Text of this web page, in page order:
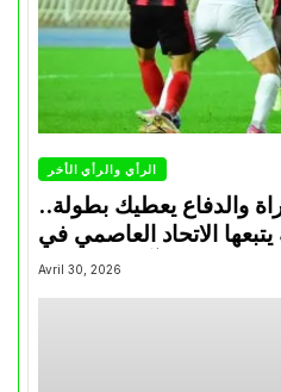
الرأي والرأي الأخر
والدفاع يعطيك بطولة..
يتبعها الاتحاد العاصمي في
تتويجاته آخر السنوات
Avril 30, 2026